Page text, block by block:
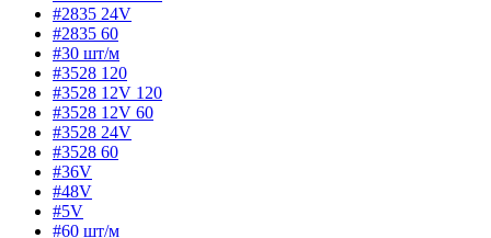
#2835 24V
#2835 60
#30 шт/м
#3528 120
#3528 12V 120
#3528 12V 60
#3528 24V
#3528 60
#36V
#48V
#5V
#60 шт/м